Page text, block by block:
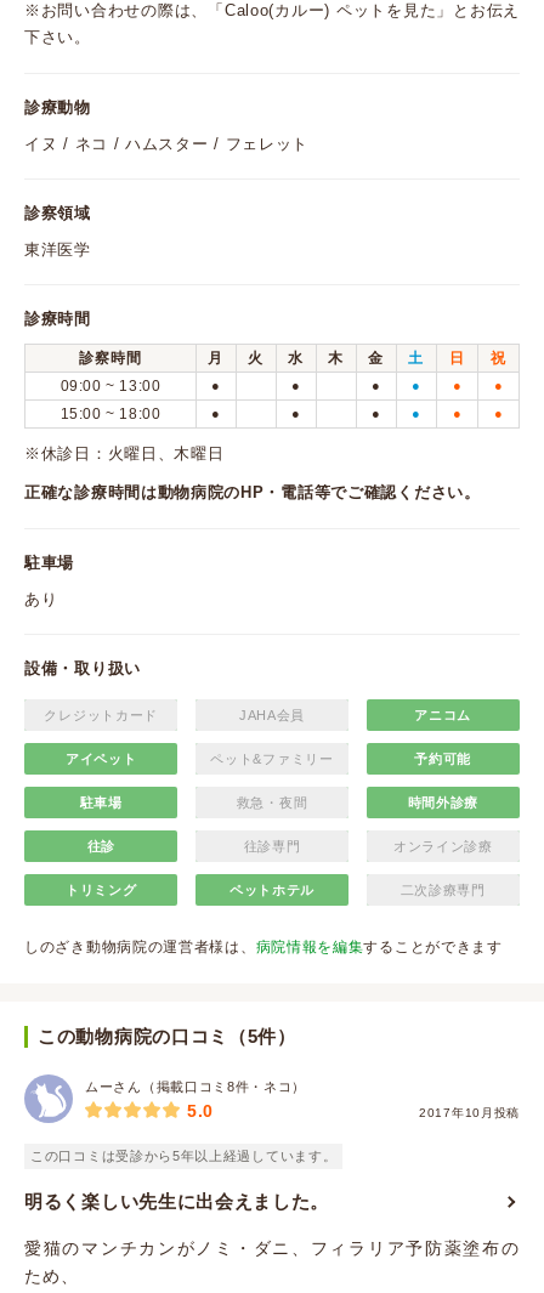
※お問い合わせの際は、「Caloo(カルー) ペットを見た」とお伝え
下さい。
診療動物
イヌ / ネコ / ハムスター / フェレット
診察領域
東洋医学
診療時間
診察時間 月 火 水 木 金 土 日
祝
09:00 ~ 13:00
● ● ● ● ● ●
15:00 ~ 18:00 ● ● ● ● ● ●
※休診日：火曜日、木曜日
正確な診療時間は動物病院のHP・電話等でご確認ください。
駐車場
あり
設備・取り扱い
クレジットカード JAHA会員 アニコム
アイペット ペット&ファミリー 予約可能
駐車場 救急・夜間 時間外診療
往診 往診専門 オンライン診療
トリミング ペットホテル 二次診療専門
しのざき動物病院の運営者様は、 病院情報を編集することができます
この動物病院の口コミ（5件）
ムーさん（掲載口コミ8件・ネコ）
2017年10月投稿
5.0
この口コミは受診から5年以上経過しています。
明るく楽しい先生に出会えました。
愛猫のマンチカンがノミ・ダニ、フィラリア予防薬塗布の
ため、